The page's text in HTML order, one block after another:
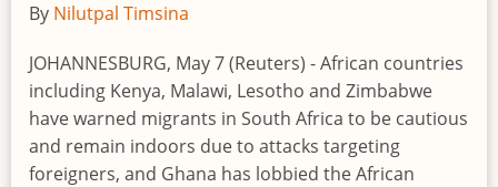
By Nilutpal Timsina
JOHANNESBURG, May 7 (Reuters) - African countries
including Kenya, Malawi, Lesotho and Zimbabwe
have warned migrants in South Africa to be cautious
and remain indoors due to attacks targeting
foreigners, and Ghana ​has lobbied the African